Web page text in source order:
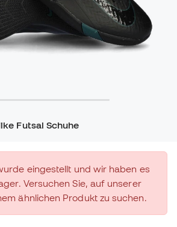
Futsal Schuhe
eingestellt und wir haben es
Versuchen Sie, auf unserer
ähnlichen Produkt zu suchen.